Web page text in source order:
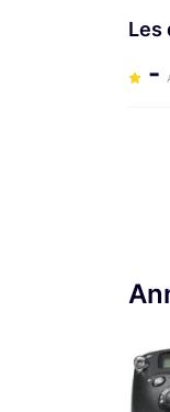
Les
-